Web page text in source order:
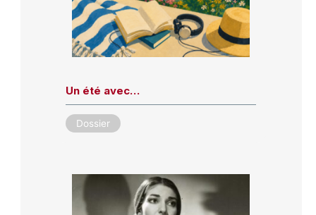
Un été avec…
Dossier